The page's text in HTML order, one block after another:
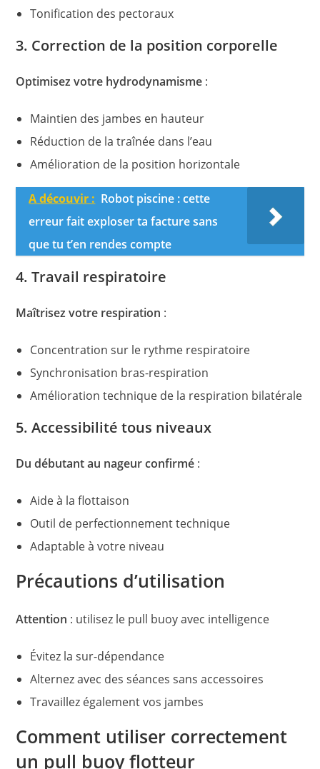
Tonification des pectoraux
3. Correction de la position corporelle
Optimisez votre hydrodynamisme :
Maintien des jambes en hauteur
Réduction de la traînée dans l’eau
Amélioration de la position horizontale
A découvir : Robot piscine : cette
erreur fait exploser ta facture sans
que tu t’en rendes compte
4. Travail respiratoire
Maîtrisez votre respiration :
Concentration sur le rythme respiratoire
Synchronisation bras-respiration
Amélioration technique de la respiration bilatérale
5. Accessibilité tous niveaux
Du débutant au nageur confirmé :
Aide à la flottaison
Outil de perfectionnement technique
Adaptable à votre niveau
Précautions d’utilisation
Attention : utilisez le pull buoy avec intelligence
Évitez la sur-dépendance
Alternez avec des séances sans accessoires
Travaillez également vos jambes
Comment utiliser correctement
un pull buoy flotteur